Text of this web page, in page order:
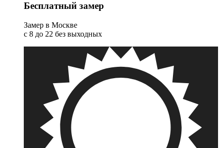
Бесплатный замер
Замер в Москве
с 8 до 22 без выходных